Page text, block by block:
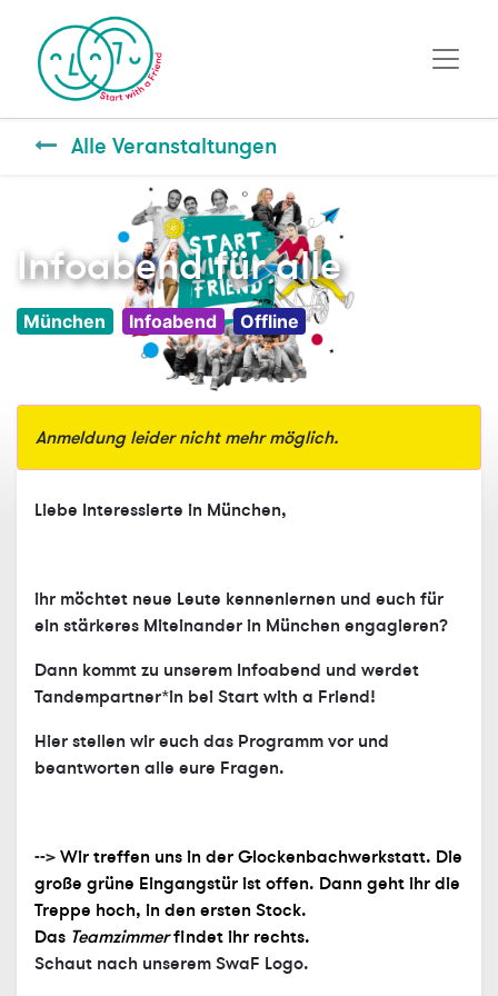
Alle Veranstaltungen
Infoabend für alle
München Infoabend Offline
Anmeldung leider nicht mehr möglich.
Liebe Interessierte in München,
ihr möchtet neue Leute kennenlernen und euch für
ein stärkeres Miteinander in München engagieren?
Dann kommt zu unserem Infoabend und werdet
Tandempartner*in bei Start with a Friend!
Hier stellen wir euch das Programm vor und
beantworten alle eure Fragen.
-->Wir treffen uns in der Glockenbachwerkstatt. Die
große grüne Eingangstür ist offen. Dann geht ihr die
Treppe hoch, in den ersten Stock.
Das Teamzimmerfindet ihr rechts.
Schaut nach unserem SwaF Logo.